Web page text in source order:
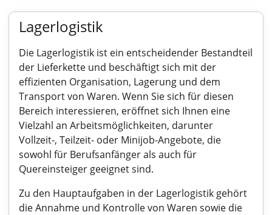
Lagerlogistik
Die Lagerlogistik ist ein entscheidender Bestandteil
der Lieferkette und beschäftigt sich mit der
effizienten Organisation, Lagerung und dem
Transport von Waren. Wenn Sie sich für diesen
Bereich interessieren, eröffnet sich Ihnen eine
Vielzahl an Arbeitsmöglichkeiten, darunter
Vollzeit-, Teilzeit- oder Minijob-Angebote, die
sowohl für Berufsanfänger als auch für
Quereinsteiger geeignet sind.
Zu den Hauptaufgaben in der Lagerlogistik gehört
die Annahme und Kontrolle von Waren sowie die